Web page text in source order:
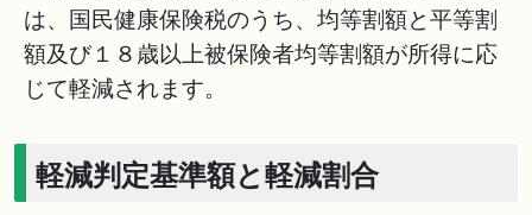
は、国民健康保険税のうち、均等割額と平等割
額及び１８歳以上被保険者均等割額が所得に応
じて軽減されます。
軽減判定基準額と軽減割合